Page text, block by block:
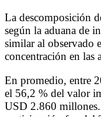
La descomposición
según la aduana de
similar al observado
concentración en las
En promedio, entre
el 56,2 % del valor
USD 2.860